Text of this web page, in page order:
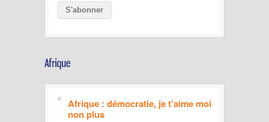
Afrique : démocratie, je t’aime moi
non plus